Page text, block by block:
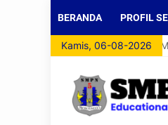
BERANDA PROFIL
Kamis, 06-08-2026
Selamat Datang di Website